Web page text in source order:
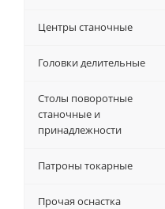
Центры станочные
Головки делительные
Столы поворотные
станочные и
принадлежности
Патроны токарные
Прочая оснастка